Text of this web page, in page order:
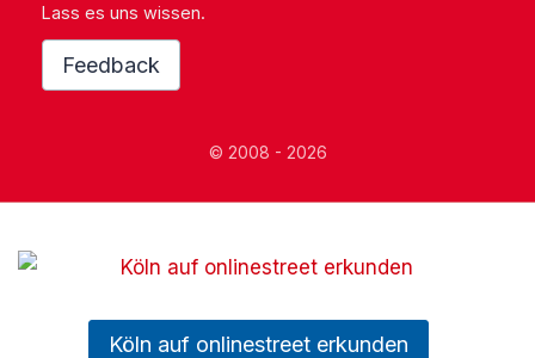
Lass es uns wissen.
Feedback
© 2008 - 2026
Köln auf onlinestreet erkunden